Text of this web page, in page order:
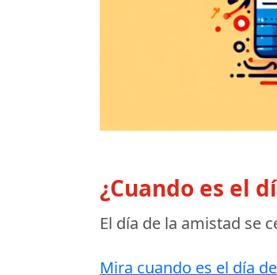
¿Cuando es el
El día de la amistad se
Mira cuando es el día